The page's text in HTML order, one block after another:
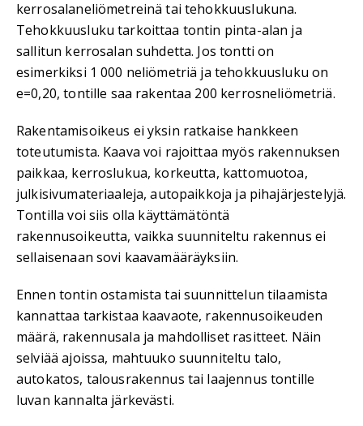
kerrosalaneliömetreinä tai tehokkuuslukuna.
Tehokkuusluku tarkoittaa tontin pinta-alan ja
sallitun kerrosalan suhdetta. Jos tontti on
esimerkiksi 1 000 neliömetriä ja tehokkuusluku on
e=0,20, tontille saa rakentaa 200 kerrosneliömetriä.
Rakentamisoikeus ei yksin ratkaise hankkeen
toteutumista. Kaava voi rajoittaa myös rakennuksen
paikkaa, kerroslukua, korkeutta, kattomuotoa,
julkisivumateriaaleja, autopaikkoja ja pihajärjestelyjä.
Tontilla voi siis olla käyttämätöntä
rakennusoikeutta, vaikka suunniteltu rakennus ei
sellaisenaan sovi kaavamääräyksiin.
Ennen tontin ostamista tai suunnittelun tilaamista
kannattaa tarkistaa kaavaote, rakennusoikeuden
määrä, rakennusala ja mahdolliset rasitteet. Näin
selviää ajoissa, mahtuuko suunniteltu talo,
autokatos, talousrakennus tai laajennus tontille
luvan kannalta järkevästi.